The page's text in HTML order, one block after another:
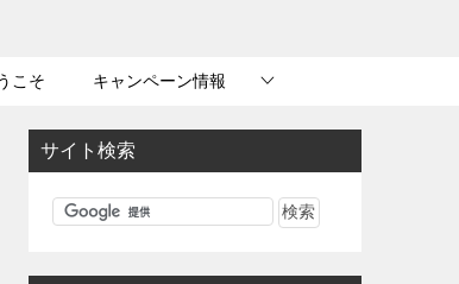
こそ キャンペーン情報
サイト検索